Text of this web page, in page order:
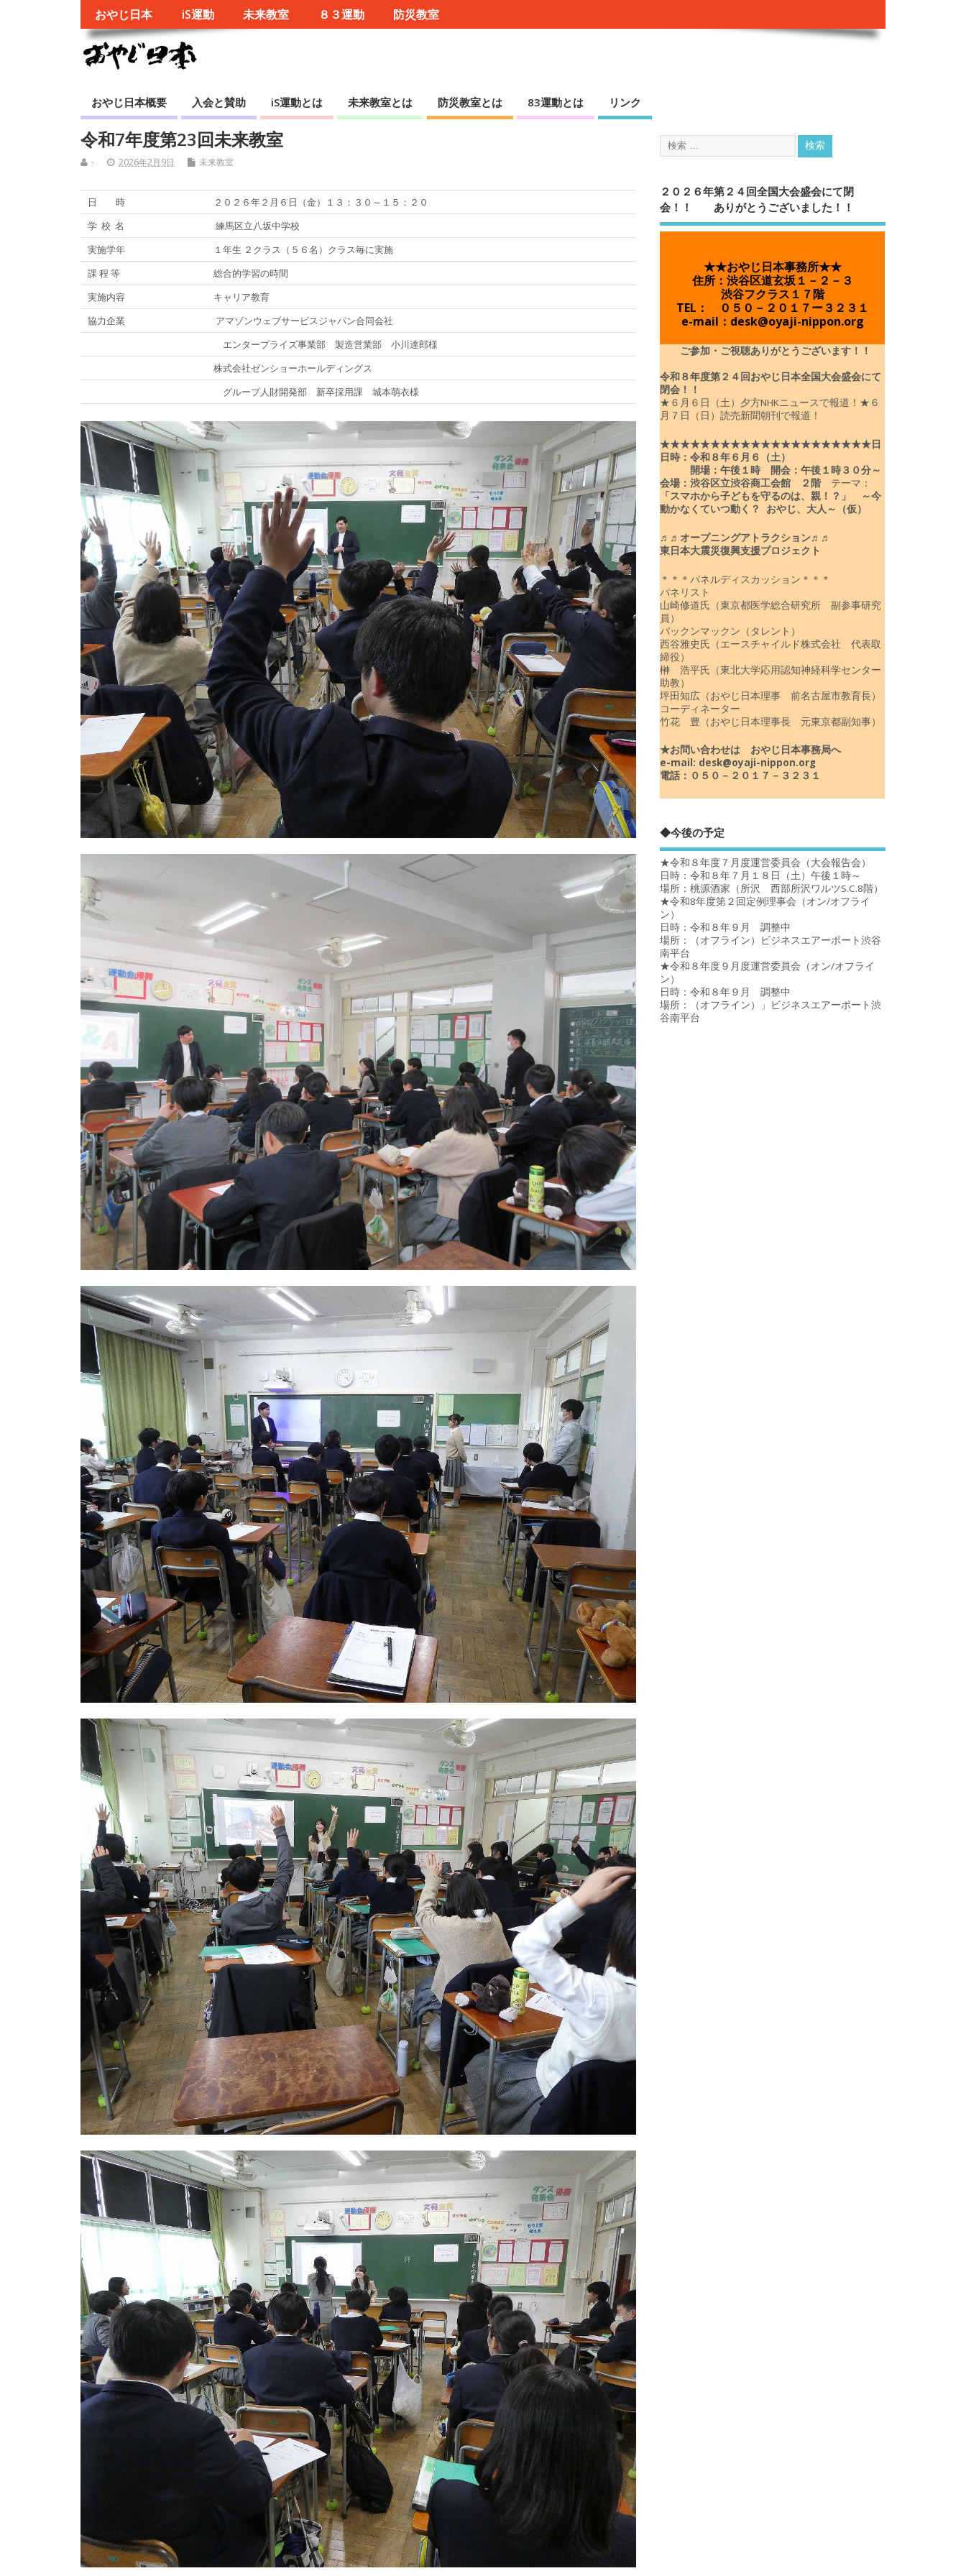
おやじ日本 iS運動 未来教室 ８３運動 防災教室
おやじ日本概要 入会と賛助 iS運動とは 未来教室とは 防災教室とは 83運動とは リンク
令和7年度第23回未来教室
- 2026年2月9日 未来教室
日 時
２０２６年２月６日（金）１３：３０～１５：２０
学 校 名
練馬区立八坂中学校
実施学年
１年生 ２クラス（５６名）クラス毎に実施
課 程 等
総合的学習の時間
実施内容
キャリア教育
協力企業
アマゾンウェブサービスジャパン合同会社
エンタープライズ事業部 製造営業部 小川達郎様
株式会社ゼンショーホールディングス
グループ人財開発部 新卒採用課 城本萌衣様
２０２６年第２４回全国大会盛会にて閉
会！！ ありがとうございました！！
★★おやじ日本事務所★★
住所：渋谷区道玄坂１－２－３
渋谷フクラス１７階
TEL： ０５０－２０１７ー３２３１
e-mail：desk@oyaji-nippon.org
ご参加・ご視聴ありがとうございます！！
令和８年度第２４回おやじ日本全国大会盛会にて
閉会！！
★６月６日（土）夕方NHKニュースで報道！ ★６
月７日（日）読売新聞朝刊で報道！
★★★★★★★★★★★★★★★★★★★★★日
日時：令和８年６月６（土）
開場：午後１時 開会：午後１時３０分～
会場：渋谷区立渋谷商工会館 ２階 テーマ：
「スマホから子どもを守るのは、親！？」
～今
動かなくていつ動く？ おやじ、大人～（仮）
♬♬オープニングアトラクション♬♬
東日本大震災復興支援プロジェクト
＊＊＊パネルディスカッション＊＊＊
パネリスト
山崎修道氏（東京都医学総合研究所 副参事研究
員）
パックンマックン（タレント）
西谷雅史氏（エースチャイルド株式会社 代表取
締役）
榊 浩平氏（東北大学応用認知神経科学センター
助教）
坪田知広（おやじ日本理事 前名古屋市教育長）
コーディネーター
竹花 豊（おやじ日本理事長 元東京都副知事）
★お問い合わせは おやじ日本事務局へ
e-mail: desk@oyaji-nippon.org
電話：０５０－２０１７－３２３１
◆今後の予定
★令和８年度７月度運営委員会（大会報告会）
日時：令和８年７月１８日（土）午後１時～
場所：桃源酒家（所沢 西部所沢ワルツS.C.8階）
★令和8年度第２回定例理事会（オン/オフライ
ン）
日時：令和８年９月 調整中
場所：（オフライン）ビジネスエアーポート渋谷
南平台
★令和８年度９月度運営委員会（オン/オフライ
ン）
日時：令和８年９月 調整中
場所：（オフライン）」ビジネスエアーポート渋
谷南平台